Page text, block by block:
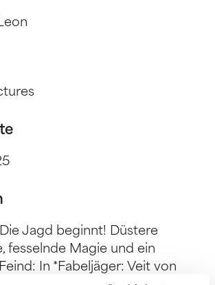
Jagd beginnt! Düstere
fesselnde Magie und ein
In *Fabeljäger: Veit von